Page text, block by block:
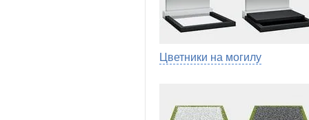
Цветники на могилу